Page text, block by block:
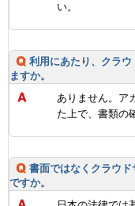
い。
利用にあたり、クラ
ますか。
ありません。ア
た上で、書類の
書面ではなくクラウ
ですか。